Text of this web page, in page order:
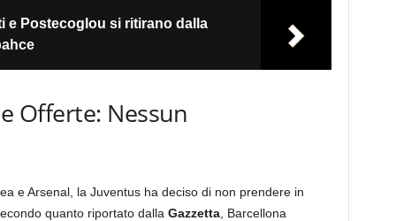
e Postecoglou si ritirano dalla
Offerte: Nessun
e Arsenal, la Juventus ha deciso di non prendere in
quanto riportato dalla Gazzetta, Barcellona